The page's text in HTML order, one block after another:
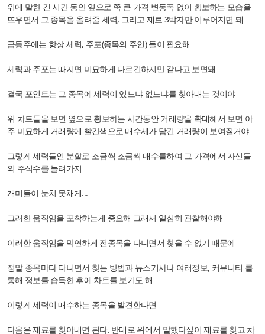
위에 말한 긴 시간 동안 옆으로 쭉 큰 가격 변동폭 없이 횡보하는 모습을
뜨우면서 그 종목을 올려줄 세력, 그리고 재료 3박자만 이루어지면 돼
급등주에는 항상 세력, 주포(종목의 주인) 들이 필요해
세력과 주포는 따지면 미묘하게 다르긴하지만 같다고 보면돼
결국 포인트는 그 종목에 세력이 있느냐 없느냐를 찾아내는 것이야
위 차트들을 보면 옆으로 횡보하는 시간동안 거래량을 확대해서 보면 아
주 미묘하게 거래량에 빨간색으로 매수세가 담긴 거래량이 보여질거야
그렇게 세력들인 분할로 조금씩 조금씩 매수를하여 그 가격에서 자신들
의 주식수를 늘려가지
개미들이 눈치 못채게...
그러한 움직임을 포착하는게 중요해 그래서 열심히 관찰해야해
이러한 움직임을 막연하게 전종목을 다니면서 찾을 수 없기 때문에
정말 종목마다 다니면서 찾는 방법과 뉴스기사나 여러정보, 커뮤니티 를
통해 정보를 습득한 후에 차트를 보기도 해
이렇게 세력이 매수하는 종목을 발견한다면
다음은 재료를 찾아내면 된다. 반대로 위에서 말했다싶이 재료를 찾고 차